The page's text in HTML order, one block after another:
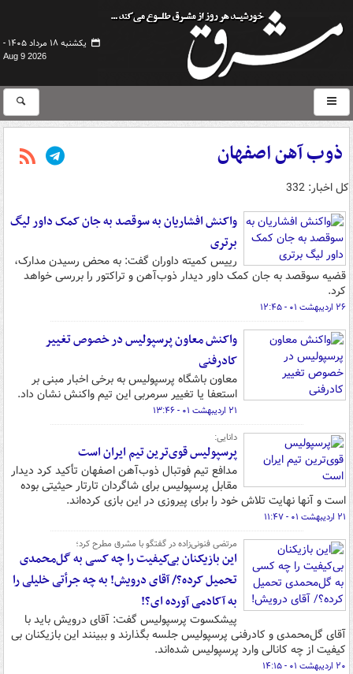
یکشنبه ۱۸ مرداد ۱۴۰۵ -
Aug 9 2026
ذوب آهن اصفهان
کل اخبار: 332
واکنش افشاریان به سوقصد به جان کمک داور لیگ
برتری
رییس کمیته داوران گفت: به محض رسیدن مدارک،
قضیه سوقصد به جان کمک داور دیدار ذوب‌آهن و تراکتور را بررسی خواهد
کرد.
۲۶ اردیبهشت ۰۱ - ۱۲:۴۵
واکنش معاون پرسپولیس در خصوص تغییر
کادرفنی
معاون باشگاه پرسپولیس به برخی اخبار مبنی بر
استعفا یا تغییر سرمربی این تیم واکنش نشان داد.
۲۱ اردیبهشت ۰۱ - ۱۳:۴۶
دانایی:
پرسپولیس قوی‌ترین تیم ایران است
مدافع تیم فوتبال ذوب‌آهن اصفهان تأکید کرد دیدار
مقابل پرسپولیس برای شاگردان تارتار حیثیتی بوده
است و آنها نهایت تلاش خود را برای پیروزی در این بازی کرده‌اند.
۲۱ اردیبهشت ۰۱ - ۱۱:۴۷
مرتضی فنونی‌زاده در گفتگو با مشرق مطرح کرد؛
این بازیکنان بی‌کیفیت را چه کسی به گل‌محمدی
تحمیل کرده؟/ آقای درویش! به چه جرأتی خلیلی را
به آکادمی آورده ای؟!
پیشکسوت پرسپولیس گفت: آقای درویش باید با
آقای گل‌محمدی و کادرفنی پرسپولیس جلسه بگذارند و ببینند این بازیکنان بی
کیفیت از چه کانالی وارد پرسپولیس شده‌اند.
۲۰ اردیبهشت ۰۱ - ۱۴:۱۵